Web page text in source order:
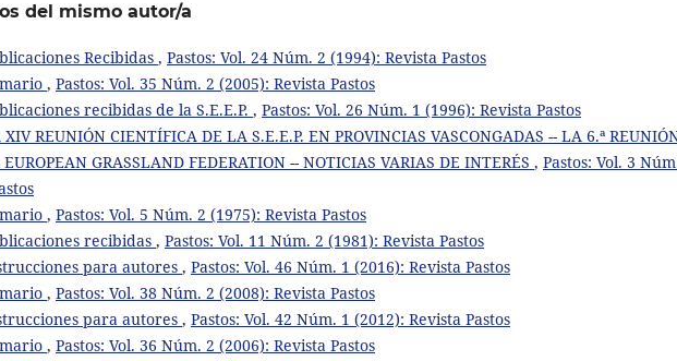
del mismo autor/a
Recibidas , Pastos: Vol. 24 Núm. 2 (1994): Revista Pastos
, Pastos: Vol. 35 Núm. 2 (2005): Revista Pastos
recibidas de la S.E.E.P. , Pastos: Vol. 26 Núm. 1 (1996): Revista Pastos
REUNIÓN CIENTÍFICA DE LA S.E.E.P. EN PROVINCIAS VASCONGADAS -- LA 6.ª
GRASSLAND FEDERATION -- NOTICIAS VARIAS DE INTERÉS , Pastos: Vol. 3
, Pastos: Vol. 5 Núm. 2 (1975): Revista Pastos
recibidas , Pastos: Vol. 11 Núm. 2 (1981): Revista Pastos
para autores , Pastos: Vol. 46 Núm. 1 (2016): Revista Pastos
, Pastos: Vol. 38 Núm. 2 (2008): Revista Pastos
para autores , Pastos: Vol. 42 Núm. 1 (2012): Revista Pastos
, Pastos: Vol. 36 Núm. 2 (2006): Revista Pastos